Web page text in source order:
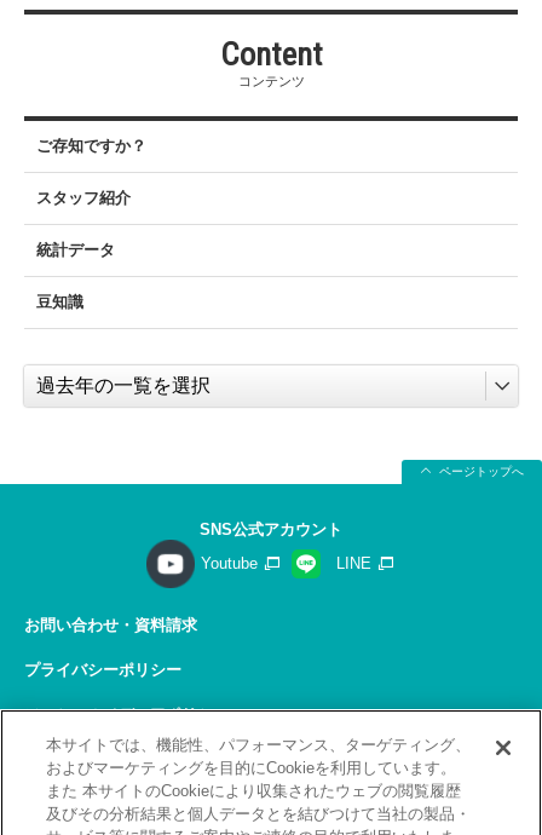
Content
コンテンツ
ご存知ですか？
スタッフ紹介
統計データ
豆知識
ページトップへ
SNS公式アカウント
Youtube
LINE
お問い合わせ・資料請求
プライバシーポリシー
ソーシャルメディアポリシー
サイトの利用について
サイトマップ
本サイトでは、機能性、パフォーマンス、ターゲティング、
およびマーケティングを目的にCookieを利用しています。
また 本サイトのCookieにより収集されたウェブの閲覧履歴
及びその分析結果と個人データとを結びつけて当社の製品・